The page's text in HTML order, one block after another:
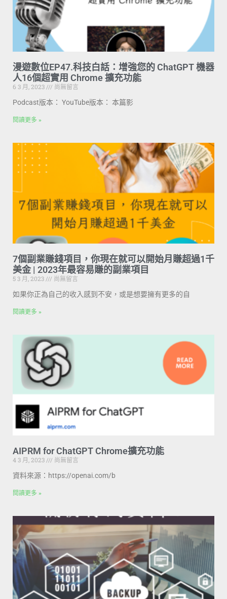
漫遊數位EP47.科技白話：增強您的 ChatGPT 機器
人16個超實用 Chrome 擴充功能
6 3 月, 2023
尚無留言
Podcast版本： YouTube版本： 本篇影
閱讀更多 »
7個副業賺錢項目，你現在就可以開始月賺超過1千
美金 | 2023年最容易賺的副業項目
5 3 月, 2023
尚無留言
如果你正為自己的收入感到不安，或是想要擁有更多的自
閱讀更多 »
AIPRM for ChatGPT Chrome擴充功能
4 3 月, 2023
尚無留言
資料來源：https://openai.com/b
閱讀更多 »